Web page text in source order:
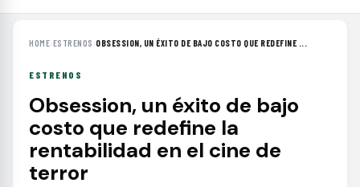
HOME›ESTRENOS ›OBSESSION, UN ÉXITO DE BAJO COSTO QUE REDEFINE ...
ESTRENOS
Obsession, un éxito de bajo
costo que redefine la
rentabilidad en el cine de
terror